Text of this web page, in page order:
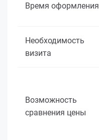
Время оформления
Необходимость
визита
Возможность
сравнения цены